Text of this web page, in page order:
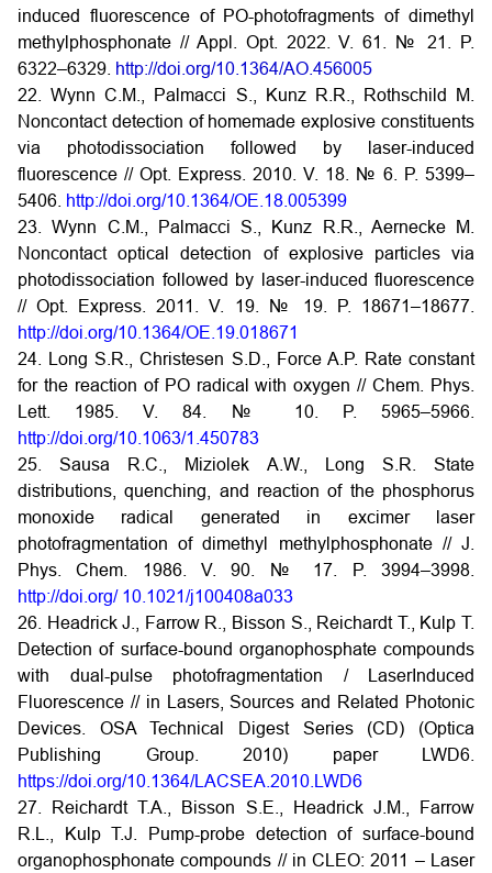
induced fluorescence of PO-photofragments of dimethyl
methylphosphonate // Appl. Opt. 2022. V. 61. № 21. P.
6322–6329. http://doi.org/10.1364/AO.456005
22. Wynn C.M., Palmacci S., Kunz R.R., Rothschild M.
Noncontact detection of homemade explosive constituents
via photodissociation followed by laser-induced
fluorescence // Opt. Express. 2010. V. 18. № 6. P. 5399–
5406. http://doi.org/10.1364/OE.18.005399
23. Wynn C.M., Palmacci S., Kunz R.R., Aernecke M.
Noncontact optical detection of explosive particles via
photodissociation followed by laser-induced fluorescence
// Opt. Express. 2011. V. 19. № 19. P. 18671–18677.
http://doi.org/10.1364/OE.19.018671
24. Long S.R., Christesen S.D., Force A.P. Rate constant
for the reaction of PO radical with oxygen // Chem. Phys.
Lett. 1985. V. 84. № 10. P. 5965–5966.
http://doi.org/10.1063/1.450783
25. Sausa R.C., Miziolek A.W., Long S.R. State
distributions, quenching, and reaction of the phosphorus
monoxide radical generated in excimer laser
photofragmentation of dimethyl methylphosphonate // J.
Phys. Chem. 1986. V. 90. № 17. P. 3994–3998.
http://doi.org/ 10.1021/j100408a033
26. Headrick J., Farrow R., Bisson S., Reichardt T., Kulp T.
Detection of surface-bound organophosphate compounds
with dual-pulse photofragmentation / LaserInduced
Fluorescence // in Lasers, Sources and Related Photonic
Devices. OSA Technical Digest Series (CD) (Optica
Publishing Group. 2010) paper LWD6.
https://doi.org/10.1364/LACSEA.2010.LWD6
27. Reichardt T.A., Bisson S.E., Headrick J.M., Farrow
R.L., Kulp T.J. Pump-probe detection of surface-bound
organophosphonate compounds // in CLEO: 2011 – Laser